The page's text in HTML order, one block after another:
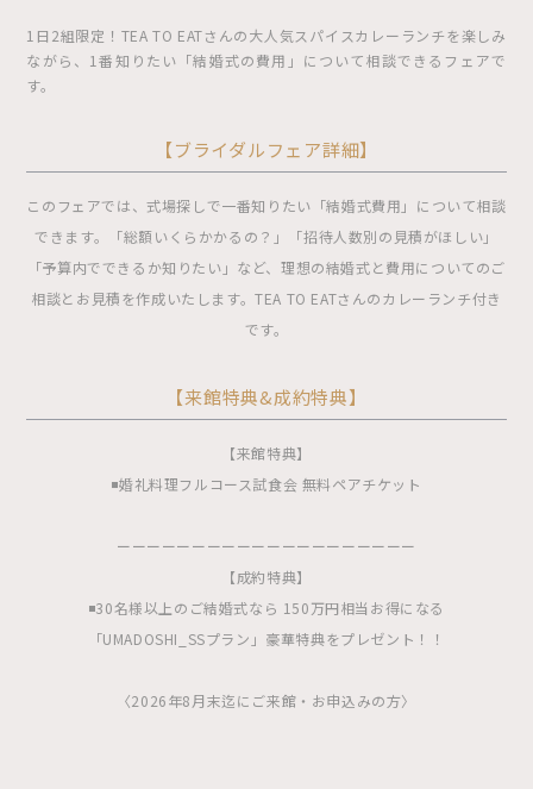
1日2組限定！TEA TO EATさんの大人気スパイスカレーランチを楽しみ
ながら、1番知りたい「結婚式の費用」について相談できるフェアで
す。
【ブライダルフェア詳細】
このフェアでは、式場探しで一番知りたい「結婚式費用」について相談
できます。「総額いくらかかるの？」「招待人数別の見積がほしい」
「予算内でできるか知りたい」など、理想の結婚式と費用についてのご
相談とお見積を作成いたします。TEA TO EATさんのカレーランチ付き
です。
【来館特典&成約特典】
【来館特典】
◾️婚礼料理フルコース試食会 無料ペアチケット
ーーーーーーーーーーーーーーーーーーーー
【成約特典】
◾️30名様以上のご結婚式なら 150万円相当お得になる
「UMADOSHI_SSプラン」豪華特典をプレゼント！！
〈2026年8月末迄にご来館・お申込みの方〉